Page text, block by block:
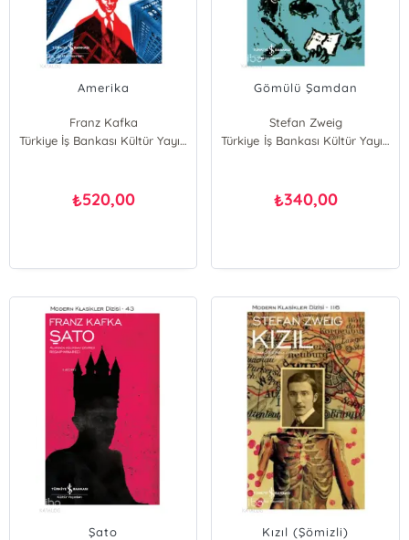
Amerika
Franz Kafka
Türkiye İş Bankası Kültür Yayınları
₺520,00
Gömülü Şamdan
Stefan Zweig
Türkiye İş Bankası Kültür Yayınları
₺340,00
Şato Kızıl (Şömizli)